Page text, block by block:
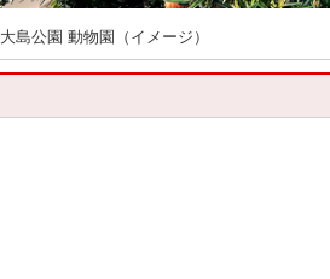
大島公園 動物園（イメージ）